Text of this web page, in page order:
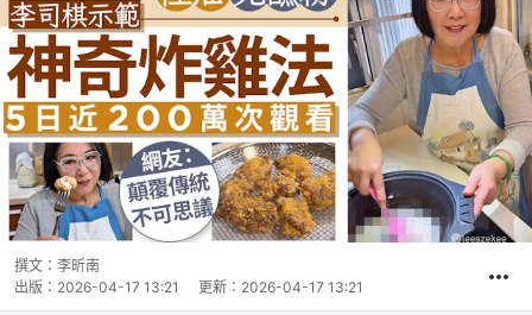
撰文： 李昕南
出版： 2026-04-17 13:21 更新： 2026-04-17 13:21